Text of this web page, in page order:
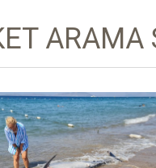
ARAMA